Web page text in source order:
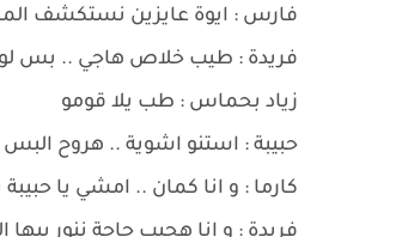
فارس : ايوة عايزين نستكشف
فريدة : طيب خلاص هاجي .. بس لو
زياد بحماس : طب يلا قومو
حبيبة : استنو اشوية .. هروح
كارما : و انا كمان .. امشي يا
فريدة : و انا هجيب حاجة ننور بيها